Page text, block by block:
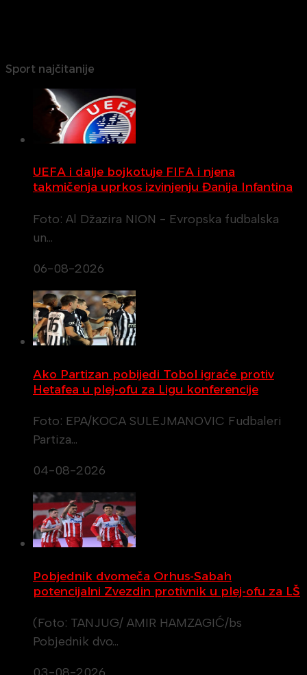
Sport najčitanije
UEFA i dalje bojkotuje FIFA i njena
takmičenja uprkos izvinjenju Đanija Infantina
Foto: Al Džazira NION - Evropska fudbalska
un…
06-08-2026
Ako Partizan pobijedi Tobol igraće protiv
Hetafea u plej-ofu za Ligu konferencije
Foto: EPA/KOCA SULEJMANOVIC Fudbaleri
Partiza…
04-08-2026
Pobjednik dvomeča Orhus-Sabah
potencijalni Zvezdin protivnik u plej-ofu za LŠ
(Foto: TANJUG/ AMIR HAMZAGIĆ/bs
Pobjednik dvo…